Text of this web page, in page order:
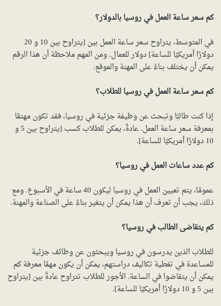
كم سعر ساعة العمل في روسيا بالدولار؟
في المتوسط، يتراوح سعر ساعة العمل بين [يتراوح بين 10 و 20
دولارًا أمريكيًا للساعة] دولار للعمال. ومن المهم ملاحظة أن هذا الرقم
يمكن أن يختلف بناءً على المهنة والموقع.
كم سعر ساعة العمل في روسيا للطلاب؟
إذا كنت طالبًا وتبحث عن وظيفة جزئية في روسيا، فقد تكون مهتمًا
بمعرفة سعر ساعة العمل. عادةً، يمكن للطلاب كسب [يتراوح بين 5 و
10 دولارًا أمريكيًا للساعة].
كم عدد ساعات العمل في روسيا؟
عمومًا، يتم تعيين العمل في روسيا ليكون 40 ساعة في الأسبوع. ومع
ذلك، يجب أن تعرف أن هذا يمكن أن يتغير بناءً على الصناعة والمهنة.
كم يتقاضى الطالب في روسيا؟
للطلاب الذين يدرسون في روسيا ويبحثون عن وظائف جزئية
للمساعدة في تغطية تكاليف دراستهم، يمكن أن يكون مهمًا معرفة كم
يمكن أن يتقاضوا في الساعة. الأجور للطلاب تتراوح عادةً بين [يتراوح
بين 5 و 10 دولارًا أمريكيًا للساعة].